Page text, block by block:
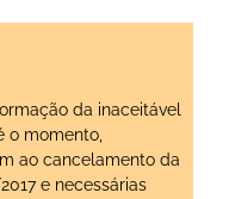
da inaceitável
o momento,
ao cancelamento da
e necessárias